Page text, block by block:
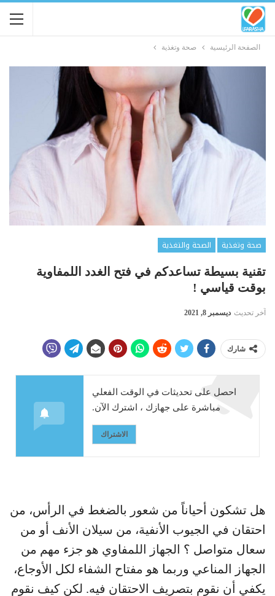
الصفحة الرئيسية صحة وتغذية
صحة وتغذية
الصحة والتغذية
تقنية بسيطة تساعدكم في فتح الغدد اللمفاوية
بوقت قياسي !
آخر تحديث ديسمبر 8, 2021
شارك
احصل على تحديثات في الوقت الفعلي
مباشرة على جهازك ، اشترك الآن.
الاشتراك
هل تشكون أحياناً من شعور بالضغط في الرأس، من
احتقان في الجيوب الأنفية، من سيلان الأنف أو من
سعال متواصل ؟ الجهاز اللمفاوي هو جزء مهم من
الجهاز المناعي وربما هو مفتاح الشفاء لكل الأوجاع،
يكفي أن نقوم بتصريف الاحتقان فيه. لكن كيف نقوم